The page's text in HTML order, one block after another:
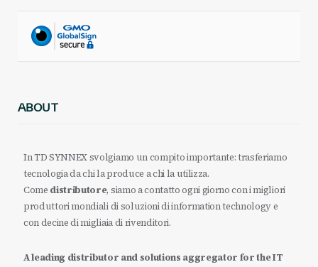
ABOUT
In TD SYNNEX svolgiamo un compito importante: trasferiamo
tecnologia da chi la produce a chi la utilizza.
Come distributore, siamo a contatto ogni giorno con i migliori
produttori mondiali di soluzioni di information technology e
con decine di migliaia di rivenditori.
A leading distributor and solutions aggregator for the IT